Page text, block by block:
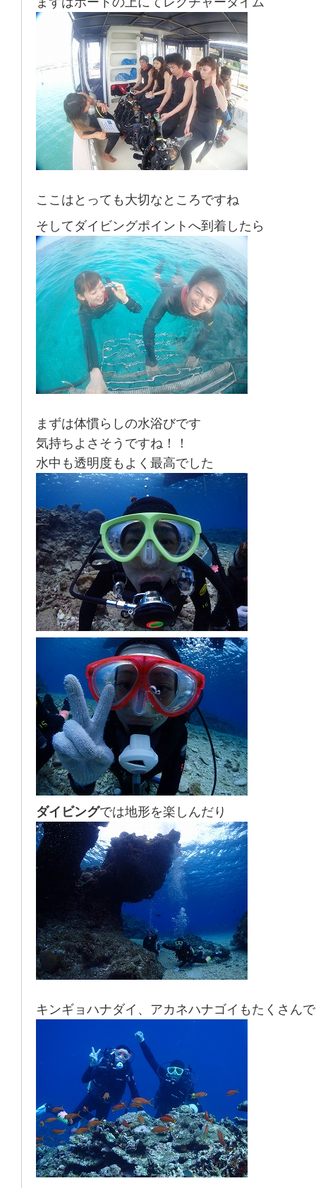
ここはとっても大切なところですね
そしてダイビングポイントへ到着したら
まずは体慣らしの水浴びです
気持ちよさそうですね！！
水中も透明度もよく最高でした
ダイビングでは地形を楽しんだり
キンギョハナダイ、アカネハナゴイもたくさん